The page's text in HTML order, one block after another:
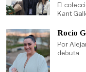
El
Kant
Rocío
Por
debuta